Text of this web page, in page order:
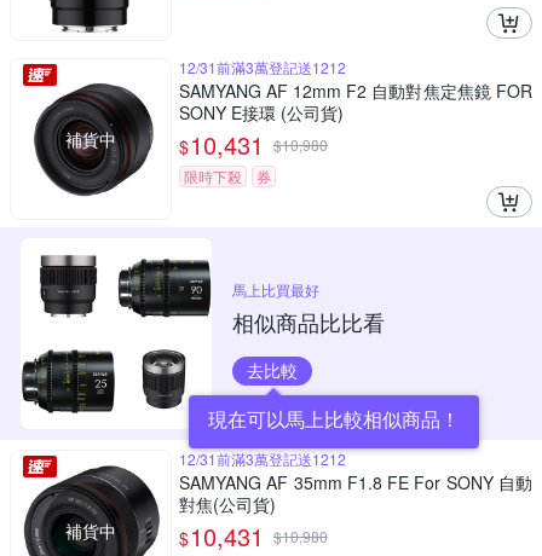
補貨中
12/31前滿3萬登記送1212
SAMYANG AF 12mm F2 自動對焦定焦鏡 FOR
SONY E接環 (公司貨)
$10,431 $10,980
限時下殺
券
馬上比買最好
相似商品比比看
去比較
現在可以馬上比較相似商品！
補貨中
12/31前滿3萬登記送1212
SAMYANG AF 35mm F1.8 FE For SONY 自動
對焦(公司貨)
$10,431 $10,980